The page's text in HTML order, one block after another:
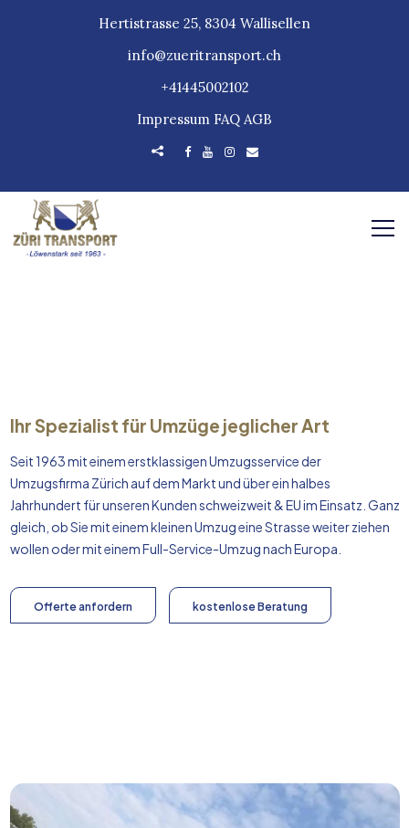
Hertistrasse 25, 8304 Wallisellen
info@zueritransport.ch
+41445002102
Impressum FAQ AGB
Ihr Spezialist für Umzüge jeglicher Art
Seit 1963 mit einem erstklassigen Umzugsservice der
Umzugsfirma Zürich auf dem Markt und über ein halbes
Jahrhundert für unseren Kunden schweizweit & EU im Einsatz. Ganz
gleich, ob Sie mit einem kleinen Umzug eine Strasse weiter ziehen
wollen oder mit einem Full-Service-Umzug nachEuropa
Offerte anfordern kostenlose Beratung